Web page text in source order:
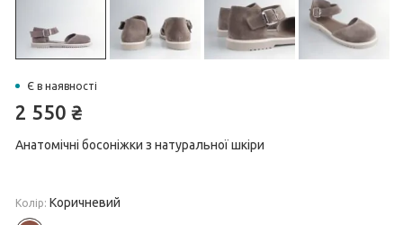
Є в наявності
2 550₴
Анатомічні босоніжки з натуральної шкіри
Колір: Коричневий